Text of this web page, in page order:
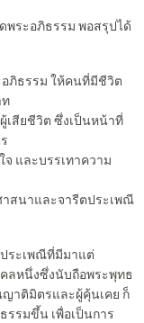
พระอภิธรรม พอสรุปได้
ภิธรรม ให้คนที่มีชีวิต
ท
เสียชีวิต ซึ่งเป็นหน้าที่
และบรรเทาความ
สนาและจารีตประเพณี
ระเพณีที่มีมาแต่
ลหนึ่งซึ่งนับถือพระพุทธ
าติมิตรและผู้คุ้นเคย ก็
รรมขึ้น เพื่อเป็นการ